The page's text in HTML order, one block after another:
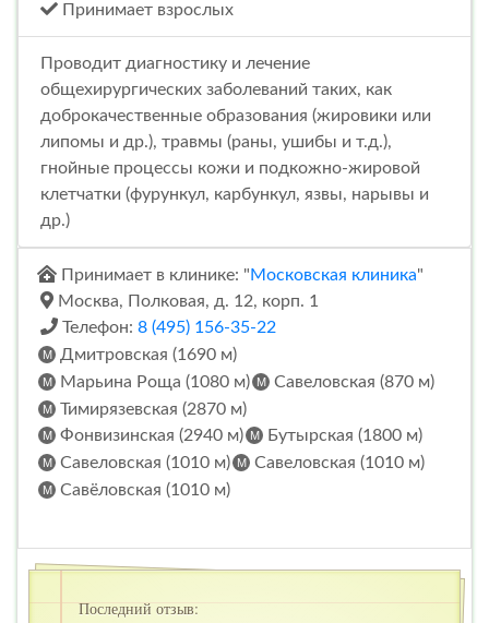
Принимает взрослых
Проводит диагностику и лечение
общехирургических заболеваний таких, как
доброкачественные образования (жировики или
липомы и др.), травмы (раны, ушибы и т.д.),
гнойные процессы кожи и подкожно-жировой
клетчатки (фурункул, карбункул, язвы, нарывы и
др.)
Принимает в клинике: "Московская клиника"
Москва, Полковая, д. 12, корп. 1
Телефон: 8 (495) 156-35-22
Дмитровская (1690 м)
Марьина Роща (1080 м)
Савеловская (870 м)
Тимирязевская (2870 м)
Фонвизинская (2940 м)
Бутырская (1800 м)
Савеловская (1010 м)
Савеловская (1010 м)
Савёловская (1010 м)
Последний отзыв: